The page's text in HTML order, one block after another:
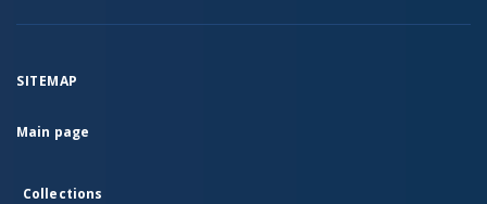
SITEMAP
Main page
Collections